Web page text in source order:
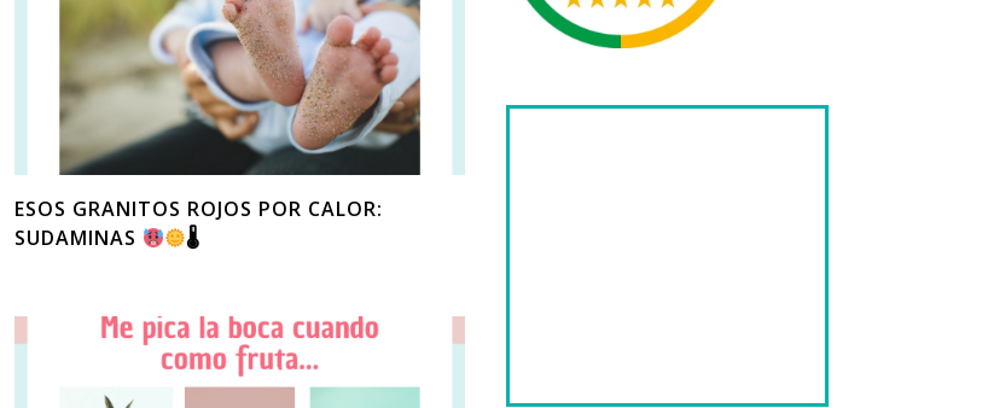
ESOS GRANITOS ROJOS POR CALOR:
SUDAMINAS
🌡